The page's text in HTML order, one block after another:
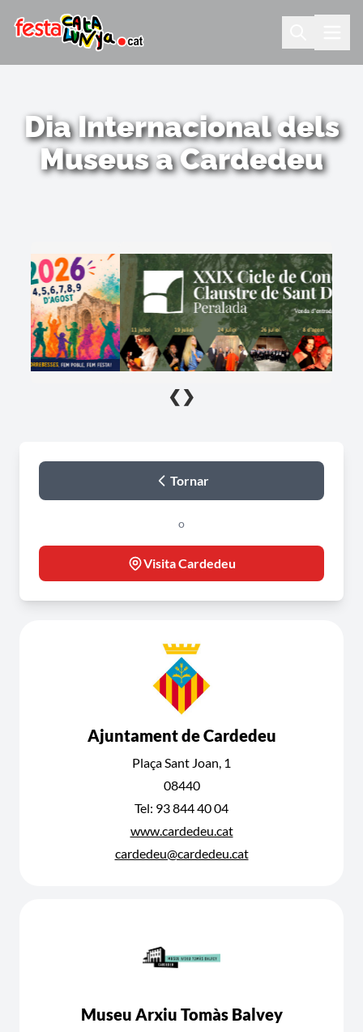
Dia Internacional dels
Museus a Cardedeu
❮ ❯
Tornar
o
Visita Cardedeu
Ajuntament de Cardedeu
Plaça Sant Joan, 1
08440
Tel: 93 844 40 04
www.cardedeu.cat
cardedeu@cardedeu.cat
Museu Arxiu Tomàs Balvey